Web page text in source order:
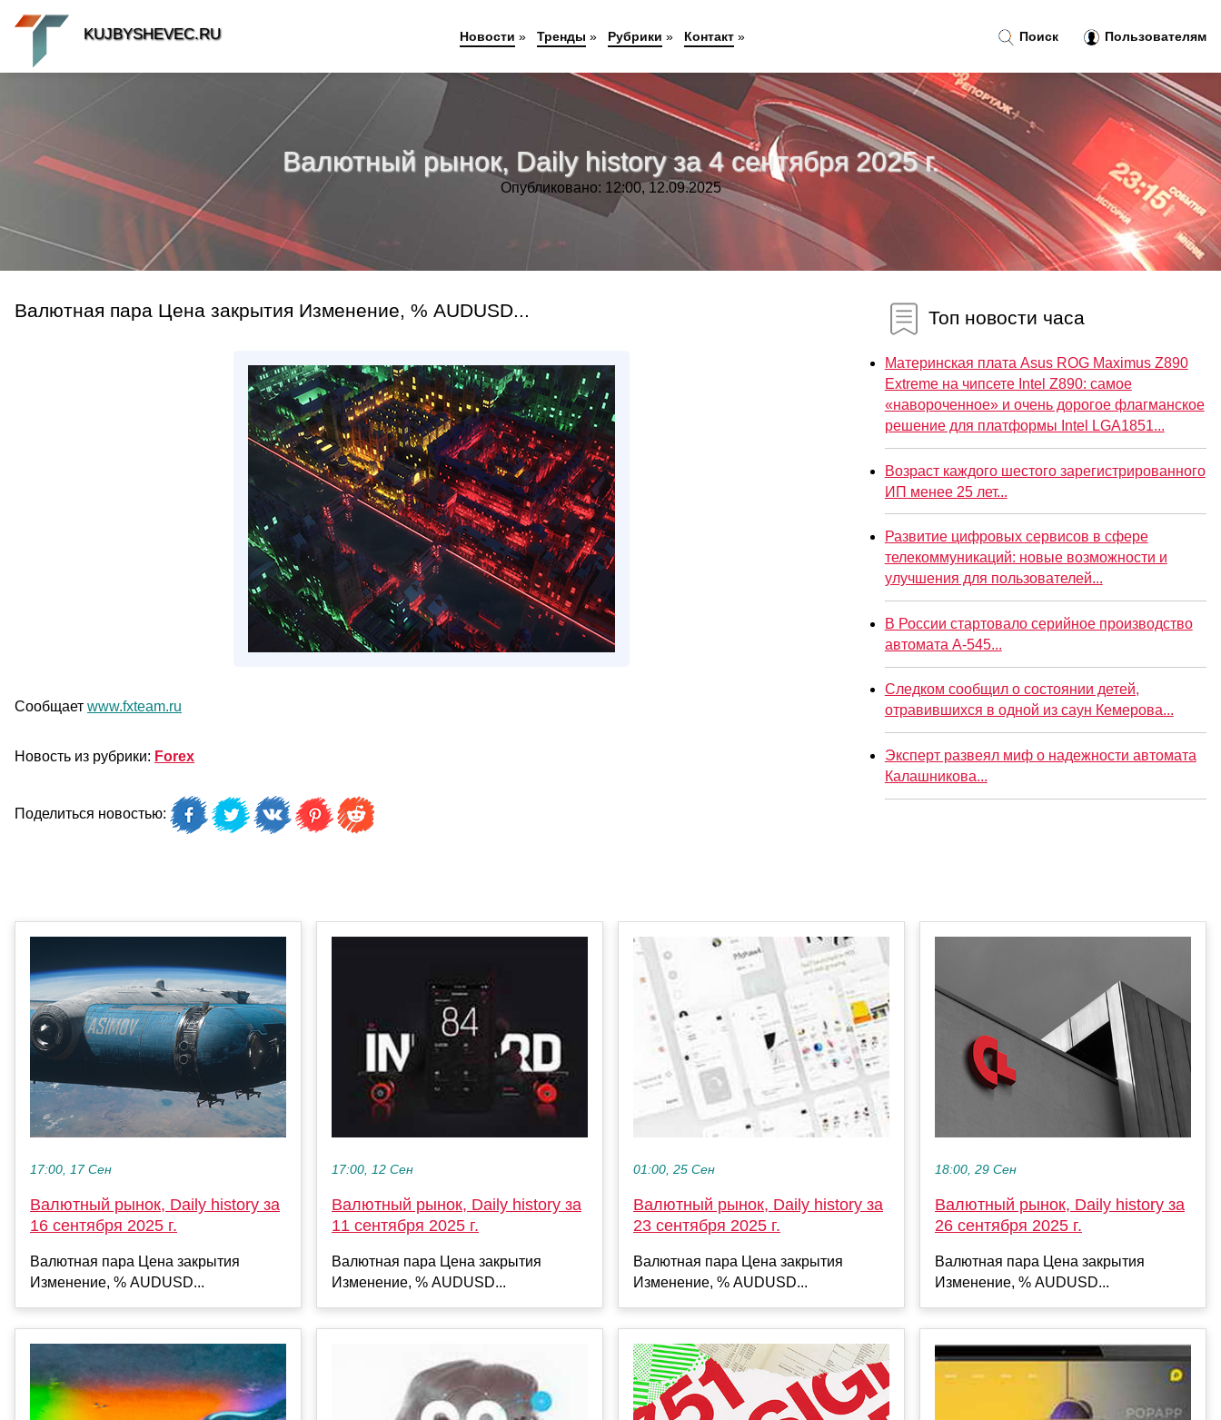
Валютный рынок, Daily history за 4 сентября 2025 г.
Опубликовано: 12:00, 12.09.2025
Валютная пара Цена закрытия Изменение, % AUDUSD...
Сообщает www.fxteam.ru
Новость из рубрики: Forex
Поделиться новостью:
Топ новости часа
Материнская плата Asus ROG Maximus Z890
Extreme на чипсете Intel Z890: самое
«навороченное» и очень дорогое флагманское
решение для платформы Intel LGA1851...
Возраст каждого шестого зарегистрированного
ИП менее 25 лет...
Развитие цифровых сервисов в сфере
телекоммуникаций: новые возможности и
улучшения для пользователей...
В России стартовало серийное производство
автомата А-545...
Следком сообщил о состоянии детей,
отравившихся в одной из саун Кемерова...
Эксперт развеял миф о надежности автомата
Калашникова...
17:00, 17 Сен
Валютный рынок, Daily history за
16 сентября 2025 г.
Валютная пара Цена закрытия
Изменение, % AUDUSD...
17:00, 12 Сен
Валютный рынок, Daily history за
11 сентября 2025 г.
Валютная пара Цена закрытия
Изменение, % AUDUSD...
01:00, 25 Сен
Валютный рынок, Daily history за
23 сентября 2025 г.
Валютная пара Цена закрытия
Изменение, % AUDUSD...
18:00, 29 Сен
Валютный рынок, Daily history за
26 сентября 2025 г.
Валютная пара Цена закрытия
Изменение, % AUDUSD...
Поиск Пользователям
KUJBYSHEVEC.RU Новости » Тренды » Рубрики » Контакт»